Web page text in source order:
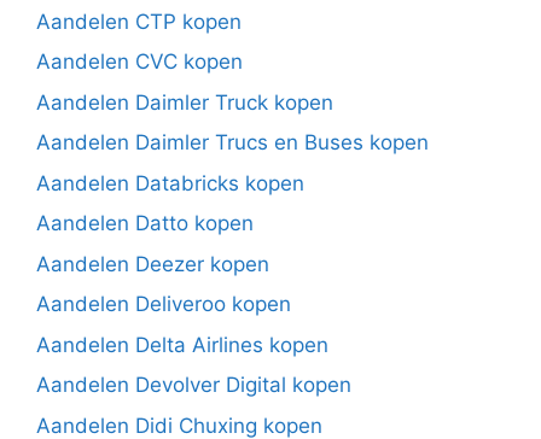
Aandelen CTP kopen
Aandelen CVC kopen
Aandelen Daimler Truck kopen
Aandelen Daimler Trucs en Buses kopen
Aandelen Databricks kopen
Aandelen Datto kopen
Aandelen Deezer kopen
Aandelen Deliveroo kopen
Aandelen Delta Airlines kopen
Aandelen Devolver Digital kopen
Aandelen Didi Chuxing kopen